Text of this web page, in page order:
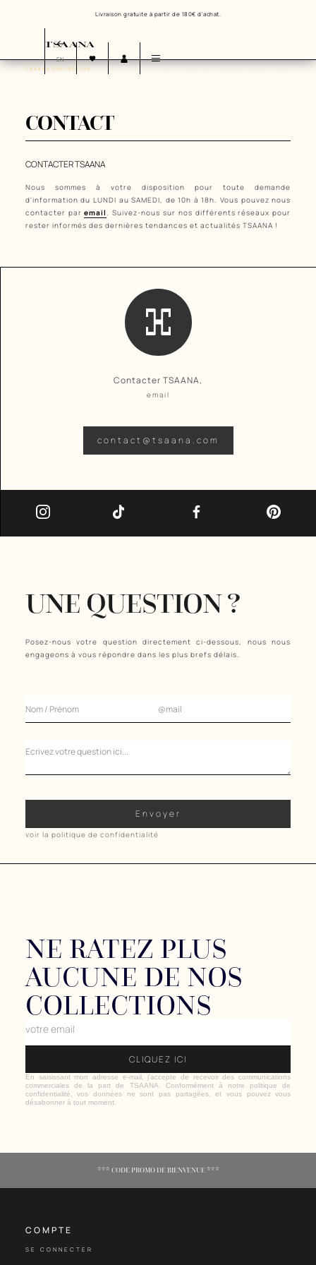
EN
TSAANA COLLECTION
CONTACT
CONTACTER TSAANA
Nous sommes à votre disposition pour toute demande
d'information du LUNDI au SAMEDI, de 10h à 18h. Vous pouvez nous
contacter paremail . Suivez-nous sur nos différents réseaux pour
rester informés des dernières tendances et actualités TSAANA !‬
Contacter TSAANA,
email
contact@tsaana.com
UNE QUESTION ?
Posez-nous votre question directement ci-dessous, nous nous
engageons à vous répondre dans les plus brefs délais.
voir la politique de confidentialité
NE RATEZ PLUS
AUCUNE DE NOS
COLLECTIONS
En saisissant mon adresse e-mail, j'accepte de recevoir des communications
commerciales de la part de TSAANA. Conformément à notre politique de
confidentialité, vos données ne sont pas partagées, et vous pouvez vous
désabonner à tout moment.
*** CODE PROMO DE BIENVENUE ***
COMPTE
SE CONNECTER
Livraison gratuite à partir de 180€ d'achat.